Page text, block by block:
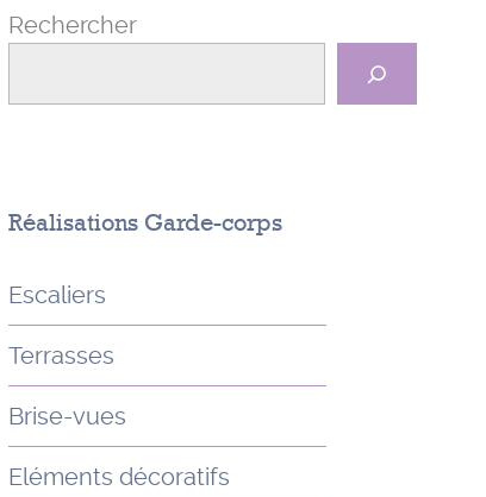
Rechercher
Réalisations Garde-corps
Escaliers
Terrasses
Brise-vues
Eléments décoratifs